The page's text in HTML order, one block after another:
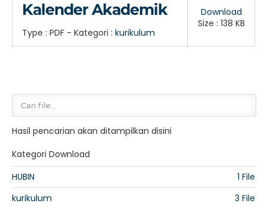
Kalender Akademik
Type : PDF - Kategori : kurikulum
Download
Size : 138 KB
Hasil pencarian akan ditampilkan disini
Kategori Download
HUBIN
1 File
kurikulum
3 File